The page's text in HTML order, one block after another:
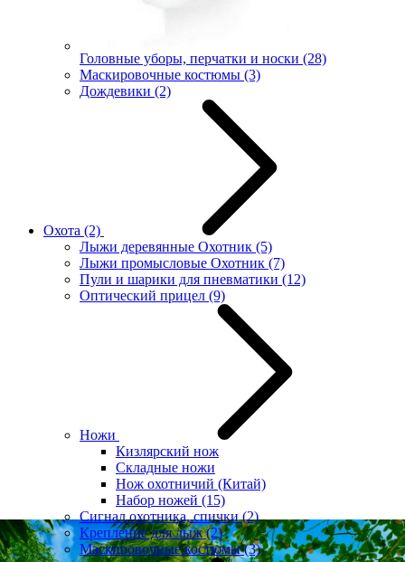
Головные уборы, перчатки и носки (28)
Маскировочные костюмы (3)
Дождевики (2)
Охота (2)
Лыжи деревянные Охотник (5)
Лыжи промысловые Охотник (7)
Пули и шарики для пневматики (12)
Оптический прицел (9)
Ножи
Кизлярский нож
Складные ножи
Нож охотничий (Китай)
Набор ножей (15)
Сигнал охотника, спички(2)
Крепление для лыж(2)
Маскировочные костюмы(3)